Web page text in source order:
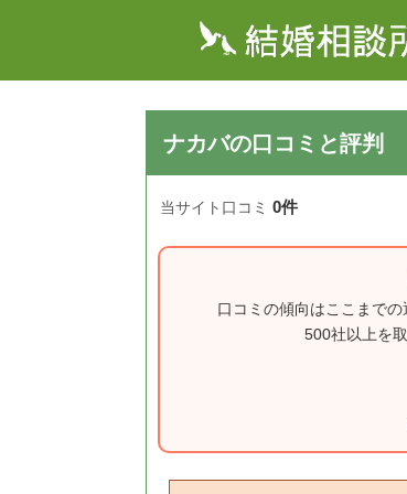
ナカバの口コミと評判
当サイト口コミ 0件
口コミの傾向はここまで
500社以上を